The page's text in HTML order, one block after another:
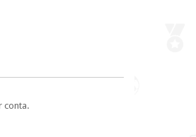
conta.